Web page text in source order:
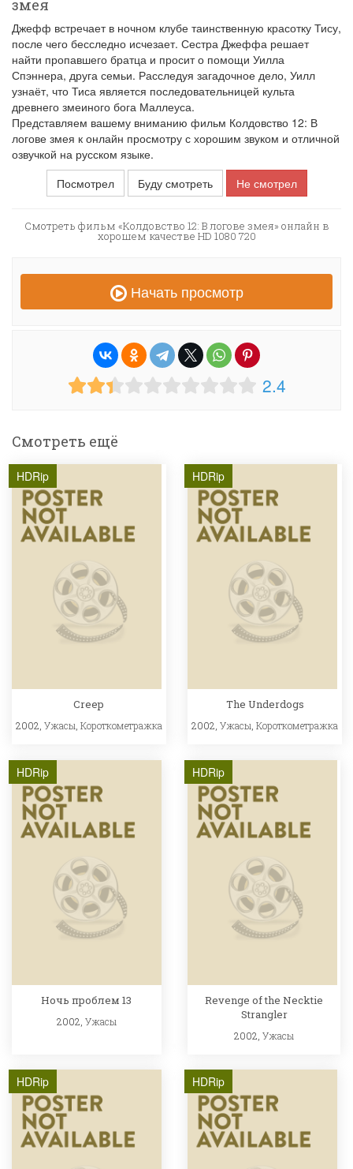
змея
Джефф встречает в ночном клубе таинственную красотку Тису,
после чего бесследно исчезает. Сестра Джеффа решает
найти пропавшего братца и просит о помощи Уилла
Спэннера, друга семьи. Расследуя загадочное дело, Уилл
узнаёт, что Тиса является последовательницей культа
древнего змеиного бога Маллеуса.
Представляем вашему вниманию фильм Колдовство 12: В
логове змея к онлайн просмотру с хорошим звуком и отличной
озвучкой на русском языке.
Посмотрел
Буду смотреть Не смотрел
Смотреть фильм «Колдовство 12: В логове змея» онлайн в
хорошем качестве HD 1080 720
Начать просмотр
2.4
Смотреть ещё
HDRip
Creep
2002, Ужасы Короткометражка
HDRip
The Underdogs
2002,Ужасы ,Короткометражка
HDRip
Ночь проблем 13
2002, Ужасы
HDRip
Revenge of the Necktie
Strangler
2002,Ужасы
HDRip HDRip